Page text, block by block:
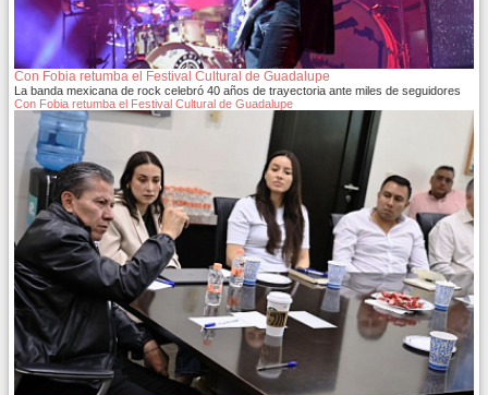
Con Fobia retumba el Festival Cultural de Guadalupe
La banda mexicana de rock celebró 40 años de trayectoria ante miles de seguidores
Con Fobia retumba el Festival Cultural de Guadalupe